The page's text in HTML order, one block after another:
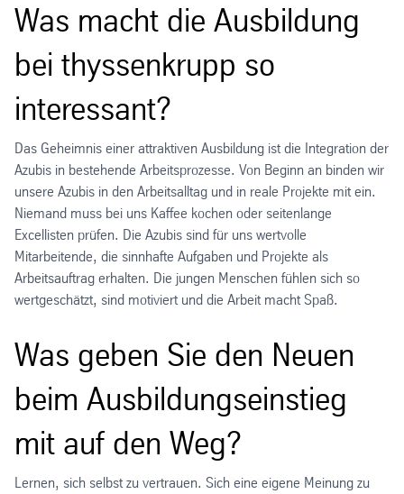
Was macht die Ausbildung
bei thyssenkrupp so
interessant?
Das Geheimnis einer attraktiven Ausbildung ist die Integration der
Azubis in bestehende Arbeitsprozesse. Von Beginn an binden wir
unsere Azubis in den Arbeitsalltag und in reale Projekte mit ein.
Niemand muss bei uns Kaffee kochen oder seitenlange
Excellisten prüfen. Die Azubis sind für uns wertvolle
Mitarbeitende, die sinnhafte Aufgaben und Projekte als
Arbeitsauftrag erhalten. Die jungen Menschen fühlen sich so
wertgeschätzt, sind motiviert und die Arbeit macht Spaß.
Was geben Sie den Neuen
beim Ausbildungseinstieg
mit auf den Weg?
Lernen, sich selbst zu vertrauen. Sich eine eigene Meinung zu